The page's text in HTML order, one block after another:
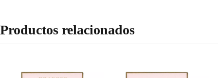
Productos relacionados